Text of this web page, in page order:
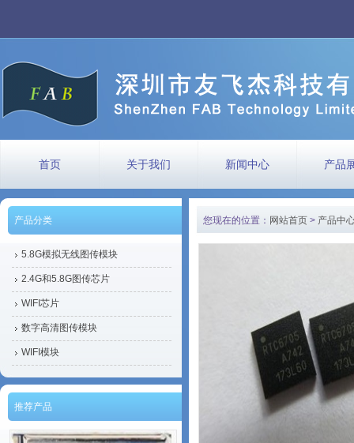
首页 关于我们 新闻中心 产品
产品分类
5.8G模拟无线图传模块
2.4G和5.8G图传芯片
WIFI芯片
数字高清图传模块
WIFI模块
推荐产品
您现在的位置： 网站首页 > 产品中